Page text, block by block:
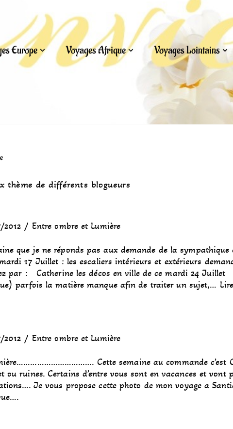
Europe Voyages Afrique Voyages Lointains
thème de différents blogueurs
2012 Entre ombre et Lumière
que je ne réponds pas aux demande de la
17 Juillet : les escaliers intérieurs et extérieurs
par : Catherine les décos en ville de ce mardi 24
parfois la matière manque afin de traiter un sujet,…
2012 Entre ombre et Lumière
Cette semaine au commande c’est
ou ruines. Certains d’entre vous sont en vacances et vont
Je vous propose cette photo de mon voyage a